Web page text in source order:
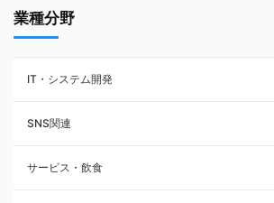
業種分野
IT・システム開発
SNS関連
サービス・飲食